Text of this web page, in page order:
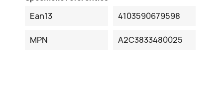
Ean13 4103590679598
MPN A2C3833480025